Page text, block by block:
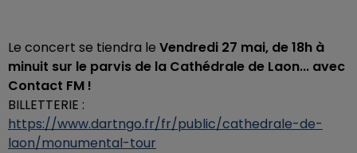
Le concert se tiendra le Vendredi 27 mai, de 18h à
minuit sur le parvis de la Cathédrale de Laon... avec
Contact FM !
BILLETTERIE :
https://www.dartngo.fr/fr/public/cathedrale-de-
laon/monumental-tour